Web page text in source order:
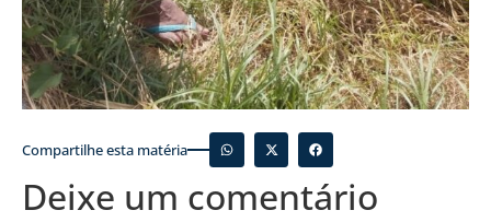
Compartilhe esta matéria
Deixe um comentário